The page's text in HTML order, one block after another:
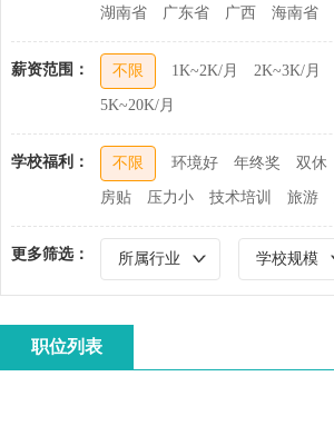
湖南省 广东省 广西 海南省
薪资范围： 不限 1K~2K/月 2K~3K/月
5K~20K/月
学校福利： 不限 环境好 年终奖 双休
房贴 压力小 技术培训 旅游
更多筛选： 所属行业 学校规模
职位列表